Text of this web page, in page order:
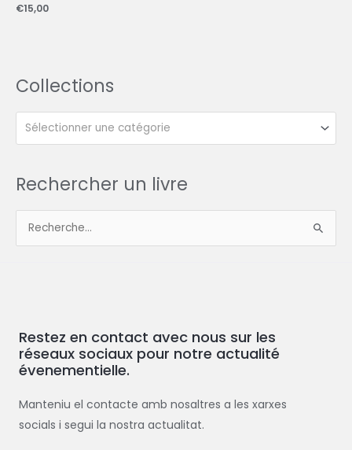
€15,00
Collections
Sélectionner une catégorie
Rechercher un livre
c
h
e
Restez en contact avec nous sur les
réseaux sociaux pour notre actualité
évenementielle.
Manteniu el contacte amb nosaltres a les xarxes
socials i segui la nostra actualitat.